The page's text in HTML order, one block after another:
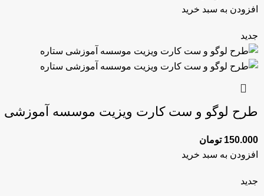
افزودن به سبد خرید
جدید
طرح لوگو و ست کارت ویزیت موسسه آموزشی
150.000 تومان
افزودن به سبد خرید
جدید